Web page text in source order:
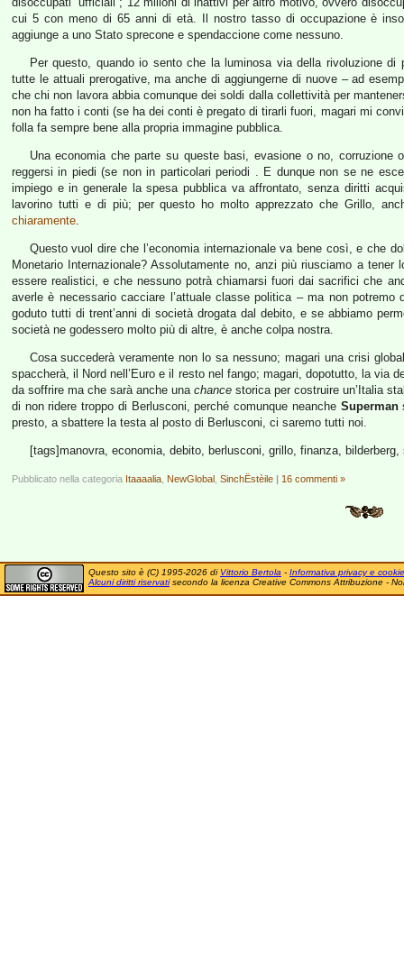
cui 5 con meno di 65 anni di età. Il nostro tasso di occupazione è
aggiunge a uno Stato sprecone e spendaccione come nessuno.
Per questo, quando io sento che la luminosa via della rivoluzione
tutte le attuali prerogative, ma anche di aggiungerne di nuove – ad
che chi non lavora abbia comunque dei soldi dalla collettività per
non ha fatto i conti (se ha dei conti è pregato di tirarli fuori, magari mi
folla fa sempre bene alla propria immagine pubblica.
Una economia che parte su queste basi, evasione o no, corruzione
reggersi in piedi (se non in particolari periodi . E dunque non se ne
impiego e in generale la spesa pubblica va affrontato, senza diritti
lavorino tutti e di più; per questo ho molto apprezzato che Grillo,
chiaramente.
Questo vuol dire che l’economia internazionale va bene così, e che
Monetario Internazionale? Assolutamente no, anzi più riusciamo a
essere realistici, e che nessuno potrà chiamarsi fuori dai sacrifici che
averle è necessario cacciare l’attuale classe politica – ma non potremo
goduto tutti di trent’anni di società drogata dal debito, e se abbiamo
società ne godessero molto più di altre, è anche colpa nostra.
Cosa succederà veramente non lo sa nessuno; magari una crisi
spaccherà, il Nord nell’Euro e il resto nel fango; magari, dopotutto, la via
da soffrire ma che sarà anche una chance storica per costruire un’Italia
di non ridere troppo di Berlusconi, perché comunque neanche Superman
presto, a sbattere la testa al posto di Berlusconi, ci saremo tutti noi.
[tags]manovra, economia, debito, berlusconi, grillo, finanza,
Pubblicato nella categoria Itaaaalia NewGlobal SinchËstèile | 16 commenti »
Questo sito è (C) 1995-2026 di Vittorio Bertola - Informativa privacy e cookie
Alcuni diritti riservatisecondo la licenza Creative Commons Attribuzione -